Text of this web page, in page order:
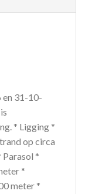
en 31-10-
* Ligging *
op circa
*
*
meter *